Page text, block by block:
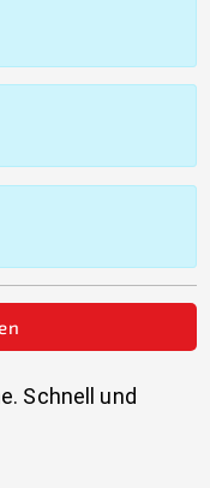
Schnell und